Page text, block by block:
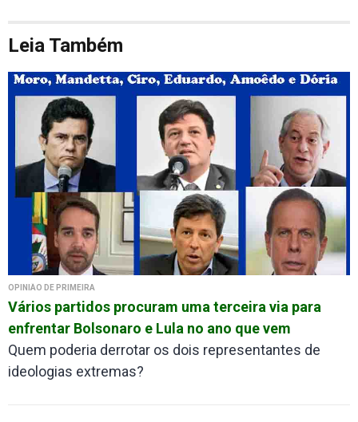
Leia Também
OPINIÃO DE PRIMEIRA
Vários partidos procuram uma terceira via para
enfrentar Bolsonaro e Lula no ano que vem
Quem poderia derrotar os dois representantes de
ideologias extremas?